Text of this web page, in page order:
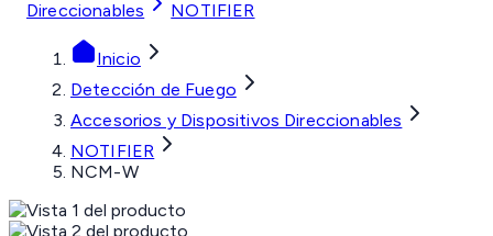
Direccionables
NOTIFIER
Inicio
Detección de Fuego
Accesorios y Dispositivos Direccionables
NOTIFIER
NCM-W